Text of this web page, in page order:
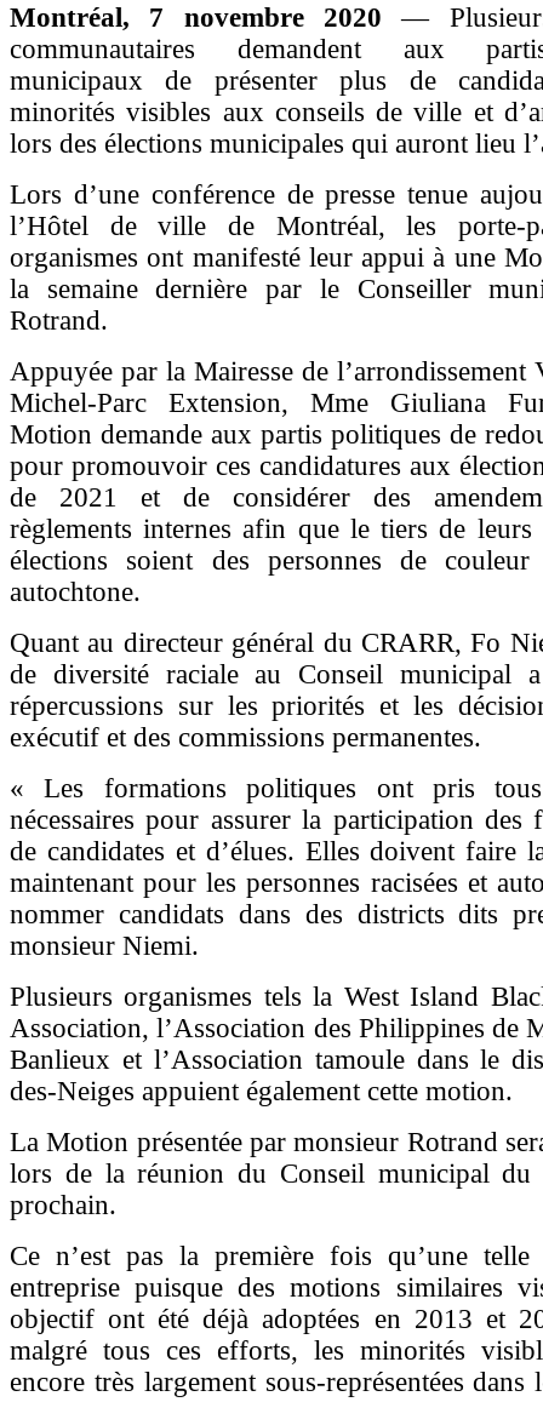
Montréal, 7 novembre 2020—
communautaires demandent aux
municipaux de présenter plus de
minorités visibles aux conseils de ville et
lors des élections municipales qui auront lieu
Lors d’une conférence de presse tenue
l’Hôtel de ville de Montréal, les porte-
organismes ont manifesté leur appui à une
la semaine dernière par le Conseiller
Rotrand.
Appuyée par la Mairesse de
Michel-Parc Extension, Mme Giuliana
Motion demande aux partis politiques de
pour promouvoir ces candidatures aux
de 2021 et de considérer des
règlements internes afin que le tiers de leurs
élections soient des personnes de
autochtone.
Quant au directeur général du CRARR, Fo
de diversité raciale au Conseil municipal a
répercussions sur les priorités et les
exécutif et des commissions permanentes.
« Les formations politiques ont pris
nécessaires pour assurer la participation des
de candidates et d’élues. Elles doivent faire
maintenant pour les personnes racisées et
nommer candidats dans des districts dits
monsieur Niemi.
Plusieurs organismes tels la West Island
Association, l’Association des Philippines de
Banlieux et l’Association tamoule dans le
des-Neiges appuient également cette motion.
La Motion présentée par monsieur Rotrand
lors de la réunion du Conseil municipal du
prochain.
Ce n’est pas la première fois qu’une telle
entreprise puisque des motions similaires
objectif ont été déjà adoptées en 2013 et
malgré tous ces efforts, les minorités
encore très largement sous-représentées dans